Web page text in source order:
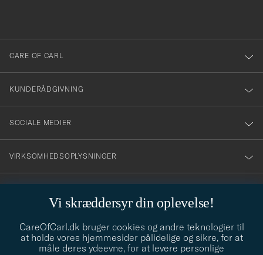
Vi skræddersyr din oplevelse!
CareOfCarl.dk bruger cookies og andre teknologier til
at holde vores hjemmesider pålidelige og sikre, for at
måle deres ydeevne, for at levere personlige
dig
till
vårt
nyhetsbrev!
CARE OF CARL
KUNDERÅDGIVNING
SOCIALE MEDIER
VIRKSOMHEDSOPLYSNINGER
info@careofcarl.dk
Behøver du hjælp til at finde din stil? Lad os hjælpe dig, vi hjælper
gerne til!